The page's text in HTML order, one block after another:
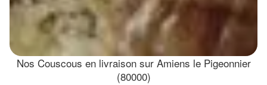
Nos Couscous en livraison sur Amiens le Pigeonnier
(80000)